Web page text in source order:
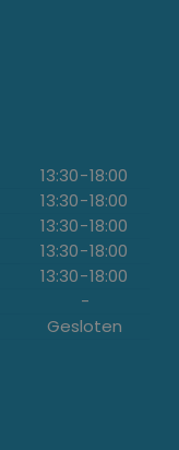
13:30-18:00
13:30-18:00
13:30-18:00
13:30-18:00
13:30-18:00
-
Gesloten